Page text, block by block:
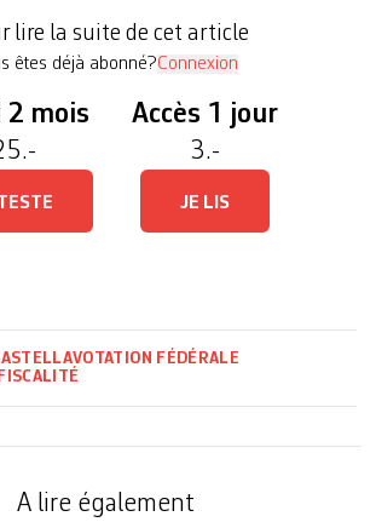
une taxe qui n’a […]
lire la suite de cet article
êtes déjà abonné?Connexion
2 mois Accès 1 jour
3.-
JE LIS
VOTATION FÉDÉRALE
FISCALITÉ
A lire également